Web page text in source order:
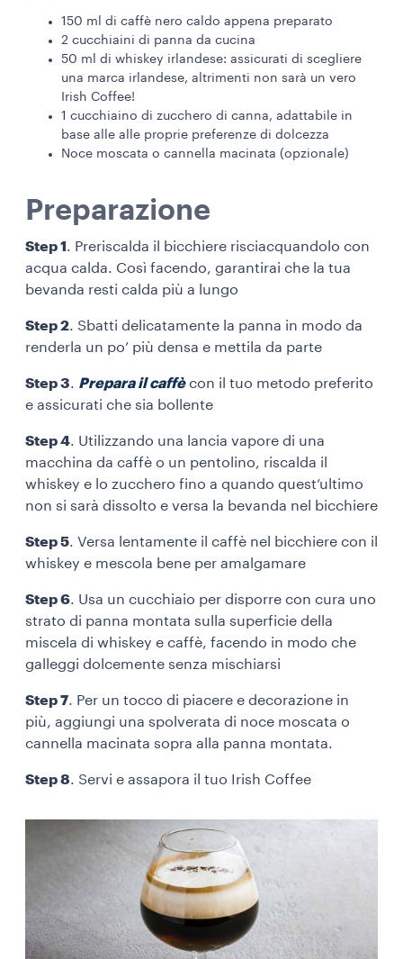
150 ml di caffè nero caldo appena preparato
2 cucchiaini di panna da cucina
50 ml di whiskey irlandese: assicurati di scegliere
una marca irlandese, altrimenti non sarà un vero
Irish Coffee!
1 cucchiaino di zucchero di canna, adattabile in
base alle alle proprie preferenze di dolcezza
Noce moscata o cannella macinata (opzionale)
Preparazione
Step 1 . Preriscalda il bicchiere risciacquandolo con
acqua calda. Così facendo, garantirai che la tua
bevanda resti calda più a lungo
Step 2. Sbatti delicatamente la panna in modo da
renderla un po’ più densa e mettila da parte
Step 3. Prepara il caffècon il tuo metodo preferito
e assicurati che sia bollente
Step 4. Utilizzando una lancia vapore di una
macchina da caffè o un pentolino, riscalda il
whiskey e lo zucchero fino a quando quest’ultimo
non si sarà dissolto e versa la bevanda nel bicchiere
Step 5. Versa lentamente il caffè nel bicchiere con il
whiskey e mescola bene per amalgamare
Step 6. Usa un cucchiaio per disporre con cura uno
strato di panna montata sulla superficie della
miscela di whiskey e caffè, facendo in modo che
galleggi dolcemente senza mischiarsi
Step 7. Per un tocco di piacere e decorazione in
più, aggiungi una spolverata di noce moscata o
cannella macinata sopra alla panna montata.
Step 8. Servi e assapora il tuo Irish Coffee